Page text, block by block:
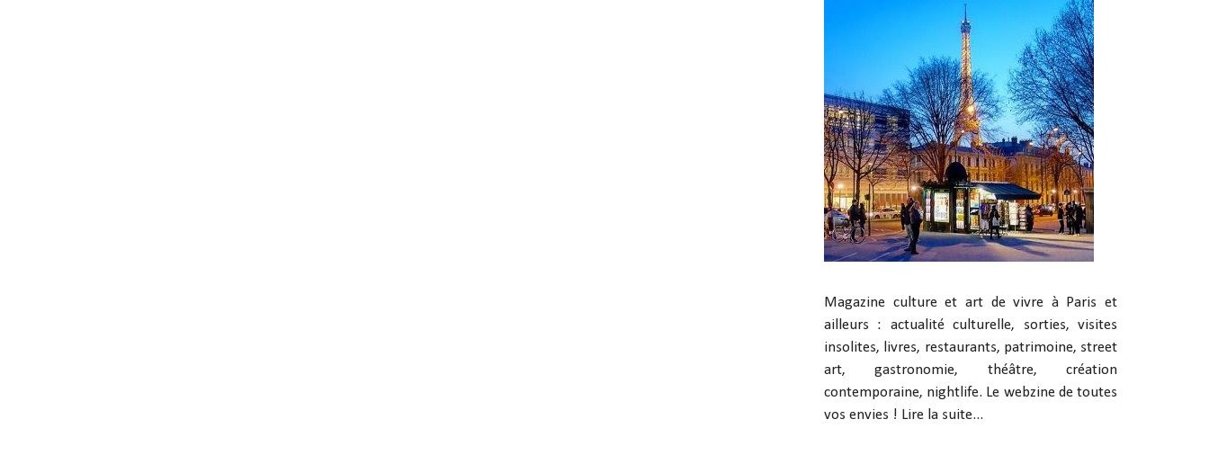
Magazine culture et art de vivre à Paris et
ailleurs : actualité culturelle, sorties, visites
insolites, livres, restaurants, patrimoine, street
art, gastronomie, théâtre, création
contemporaine, nightlife. Le webzine de toutes
vos envies ! Lire la suite...